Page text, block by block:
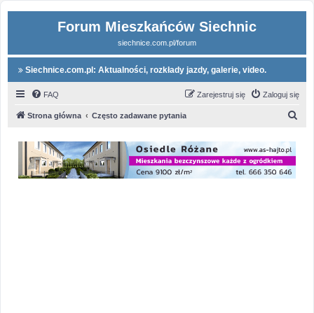
Forum Mieszkańców Siechnic
siechnice.com.pl/forum
Siechnice.com.pl: Aktualności, rozkłady jazdy, galerie, video.
FAQ Zaloguj się
Zarejestruj się
Strona główna Często zadawane pytania